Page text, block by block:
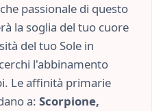
passionale di questo
la soglia del tuo cuore
del tuo Sole in
l'abbinamento
Le affinità primarie
a: Scorpione,